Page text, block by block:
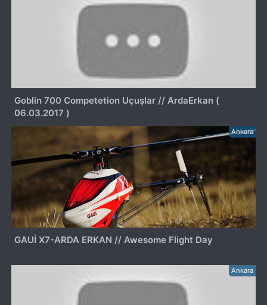
Goblin 700 Competetion Uçuşlar // ArdaErkan (
06.03.2017 )
Ankara
GAUİ X7-ARDA ERKAN // Awesome Flight Day
Ankara